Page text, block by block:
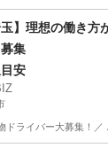
貨物
玉】理想の働き
集
安
ドライバー大募集！